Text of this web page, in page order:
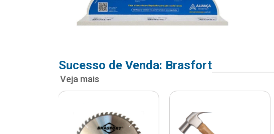
Sucesso de Venda: Brasfort
Veja mais